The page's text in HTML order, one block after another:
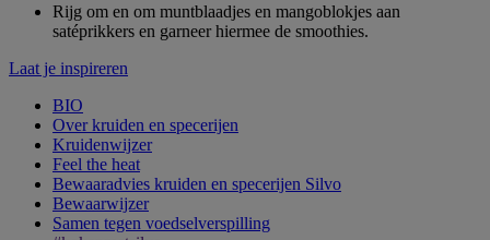
Rijg om en om muntblaadjes en mangoblokjes aan
satéprikkers en garneer hiermee de smoothies.
Laat je inspireren
BIO
Over kruiden en specerijen
Kruidenwijzer
Feel the heat
Bewaaradvies kruiden en specerijen Silvo
Bewaarwijzer
Samen tegen voedselverspilling